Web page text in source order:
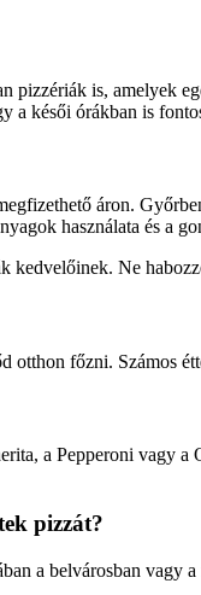
is, amelyek
késői órákban is
áron.
használata és a
Ne
főzni. Számos
a Pepperoni vagy
pizzát?
a belvárosban